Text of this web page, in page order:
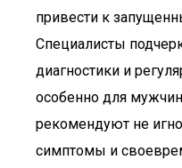
привести к
Специалисты
диагностики и
особенно для
рекомендуют не
симптомы и